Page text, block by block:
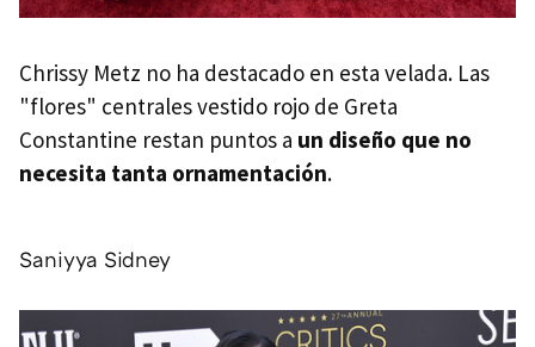
Chrissy Metz no ha destacado en esta velada. Las
"flores" centrales vestido rojo de Greta
Constantine restan puntos a un diseño que no
necesita tanta ornamentación.
Saniyya Sidney